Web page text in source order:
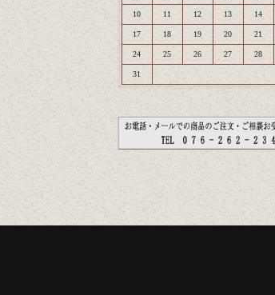
10 11 12 13 14
17 18 19 20 21
24 25 26 27 28
31